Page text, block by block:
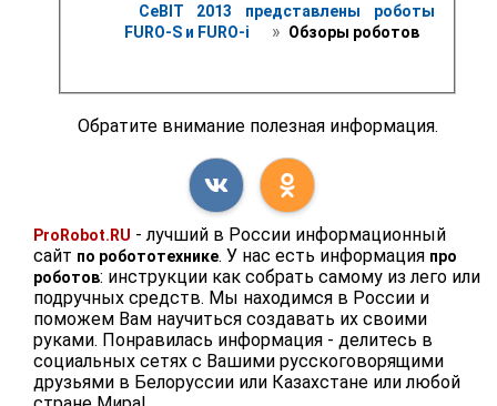
CeBIT 2013 представлены роботы
FURO-S и FURO-i
» Обзоры роботов
Обратите внимание полезная информация.
ProRobot.RU - лучший в России информационный
сайт по робототехнике. У нас есть информация про
роботов: инструкции как собрать самому из лего или
подручных средств. Мы находимся в России и
поможем Вам научиться создавать их своими
руками. Понравилась информация - делитесь в
социальных сетях с Вашими русскоговорящими
друзьями в Белоруссии или Казахстане или любой